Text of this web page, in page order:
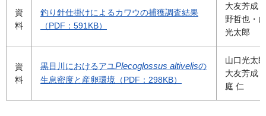
資
料
釣り針仕掛けによるカワウの捕獲調査結果
（PDF：591KB）
大友芳成
野哲也・
光太郎
資
料
黒目川におけるアユPlecoglossus altivelisの
生息密度と産卵環境（PDF：298KB）
山口光太
大友芳成
庭 仁